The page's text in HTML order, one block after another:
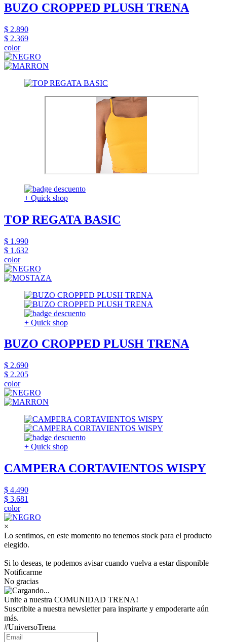
BUZO CROPPED PLUSH TRENA
$ 2.890
$ 2.369
color
+ Quick shop
TOP REGATA BASIC
$ 1.990
$ 1.632
color
+ Quick shop
BUZO CROPPED PLUSH TRENA
$ 2.690
$ 2.205
color
+ Quick shop
CAMPERA CORTAVIENTOS WISPY
$ 4.490
$ 3.681
color
×
Lo sentimos, en este momento no tenemos stock para el producto
elegido.
Si lo deseas, te podemos avisar cuando vuelva a estar disponible
Notificarme
No gracias
Unite a nuestra COMUNIDAD TRENA!
Suscribite a nuestra newsletter para inspirarte y empoderarte aún
más.
#UniversoTrena